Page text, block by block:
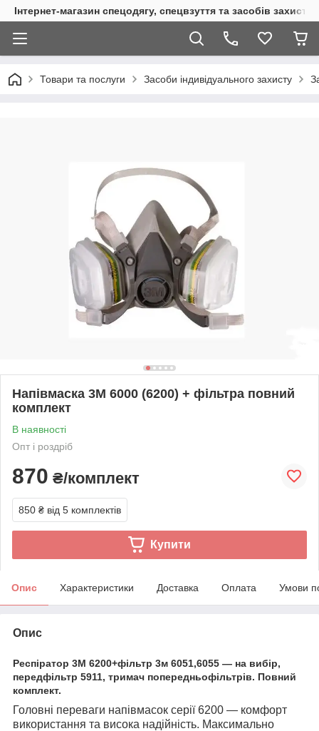
Інтернет-магазин спецодягу, спецвзуття та засобів захисту
Товари та послуги Засоби індивідуального захисту
Напівмаска 3М 6000 (6200) + фільтра повний
комплект
В наявності
Опт і роздріб
870 ₴/комплект
850 ₴ від 5 комплектів
Купити
Опис Характеристики Доставка Оплата Умови
Опис
Респіратор 3М 6200+фільтр 3м 6051,6055 — на вибір,
передфільтр 5911, тримач попередньофільтрів. Повний
комплект.
Головні переваги напівмасок серії 6200 — комфорт
використання та висока надійність. Максимально